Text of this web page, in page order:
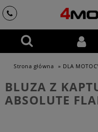
Strona główna » DLA
BLUZA Z
ABSOLUTE